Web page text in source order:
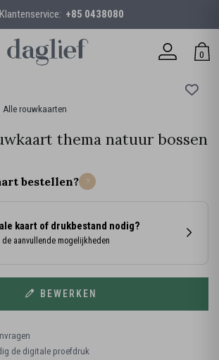
Klantenservice: +85 0438080
0
Alle rouwkaarten
thema natuur bossen
bestellen?
kaart of drukbestand nodig?
de aanvullende mogelijkheden
BEWERKEN
de digitale proefdruk